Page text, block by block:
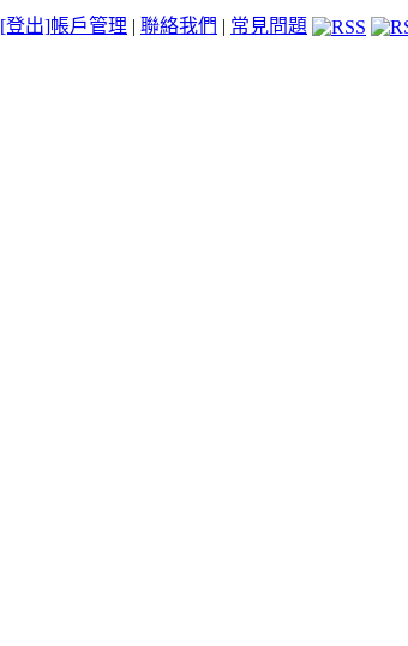
[登出]帳戶管理 | 聯絡我們 | 常見問題